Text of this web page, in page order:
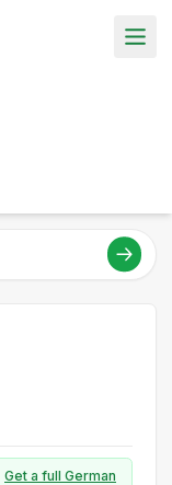
Get a full German